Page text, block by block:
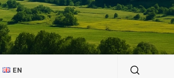
EN